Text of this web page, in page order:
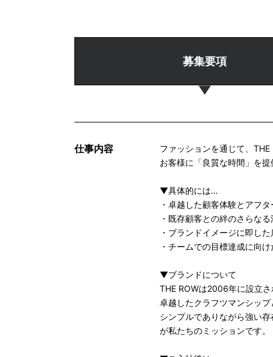
募集要項
仕事内容
ファッションを通じて、THE
お客様に「良質な時間」を提
▼具体的には…
・卓越した顧客体験とアフ
・既存顧客との絆のさらな
・ブランドイメージに即し
・チームでの目標達成に向
▼ブランドについて
THE ROWは2006年に設立さ
卓越したクラフツマンシッ
シンプルでありながら強い
が私たちのミッションです。